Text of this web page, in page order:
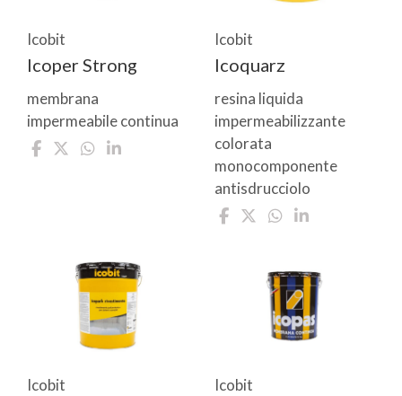
Icobit
Icoper Strong
membrana
impermeabile continua
Icobit
Icoquarz
resina liquida
impermeabilizzante
colorata
monocomponente
antisdrucciolo
Icobit Icobit